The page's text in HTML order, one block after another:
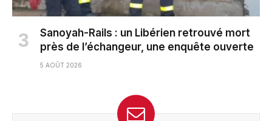
Sanoyah-Rails : un Libérien retrouvé mort
près de l’échangeur, une enquête ouverte
5 AOÛT 2026